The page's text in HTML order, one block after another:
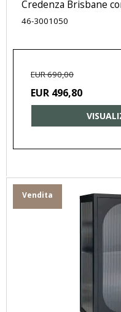
Credenza Brisbane
46-3001050
EUR 690,00
EUR 496,80
Vendita